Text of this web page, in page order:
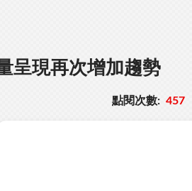
呈現再次增加趨勢
點閱次數: 457